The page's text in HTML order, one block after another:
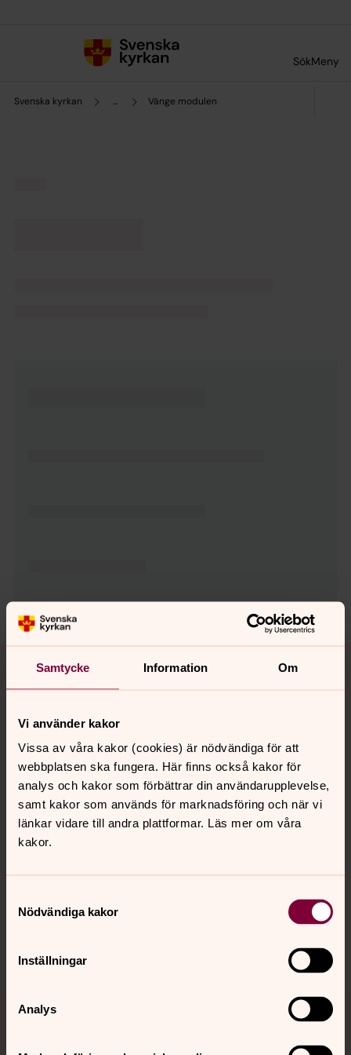
Samtycke Information Om
Vi använder kakor
Vissa av våra kakor (cookies) är nödvändiga för att
webbplatsen ska fungera. Här finns också kakor för
analys och kakor som förbättrar din användarupplevelse,
samt kakor som används för marknadsföring och när vi
länkar vidare till andra plattformar. Läs mer om våra
kakor.
Nödvändiga kakor
Inställningar
Analys
SökMeny
Svenska kyrkan ... Vänge modulen
Tillbaka till toppen
Tillbaka till innehållet
Kontakt
Kalender
Hitta snabbt
Sociala kanaler